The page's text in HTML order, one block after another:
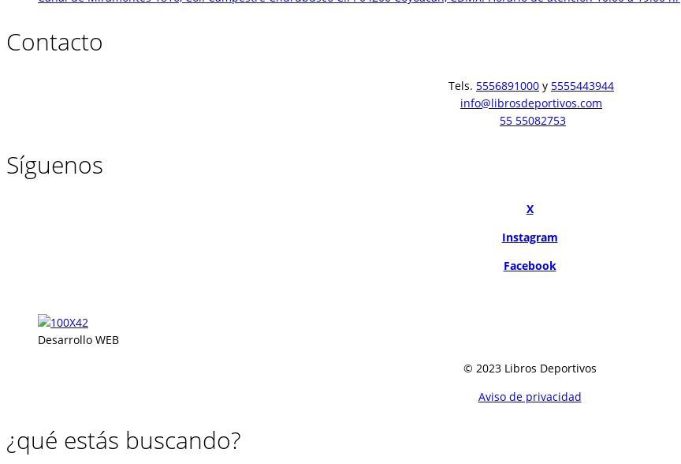
Contacto
Tels. 5556891000 y 5555443944
info@librosdeportivos.com
55 55082753
Síguenos
X
Instagram
Facebook
Desarrollo WEB
© 2023 Libros Deportivos
Aviso de privacidad
¿qué estás buscando?